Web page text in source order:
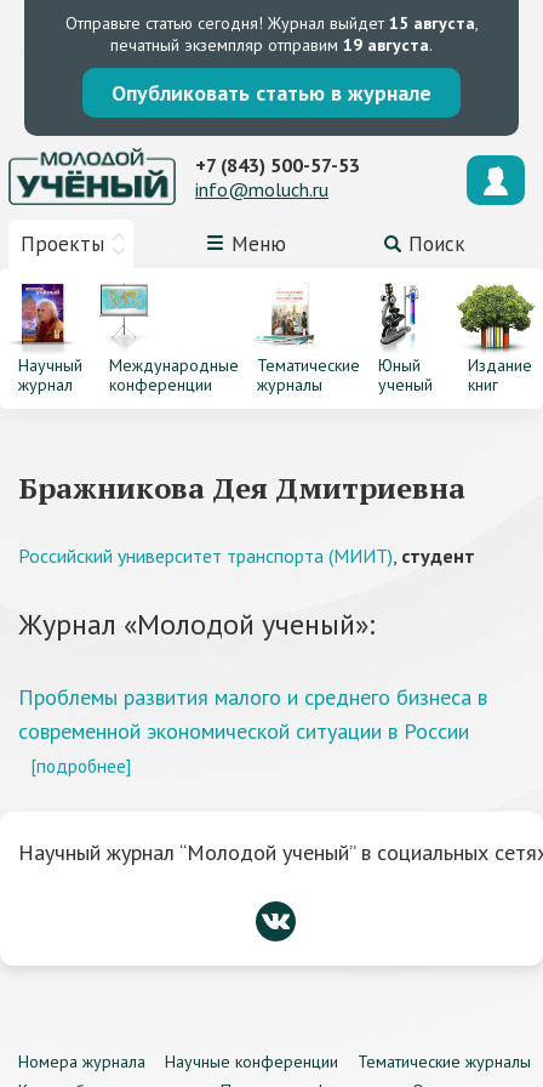
Отправьте статью сегодня! Журнал выйдет15 августа,
печатный экземпляр отправим 19 августа.
Опубликовать статью в журнале
Проекты Меню Поиск
+7 (843) 500-57-53
info@moluch.ru
Научный
журнал
Международные
конференции
Тематические
журналы
Юный
ученый
Издание
книг
Бражникова Дея Дмитриевна
Российский университет транспорта (МИИТ), студент
Журнал «Молодой ученый»:
Проблемы развития малого и среднего бизнеса в
современной экономической ситуации в России
[подробнее]
Научный журнал “Молодой ученый” в социальных
Номера журнала Научные конференции
Тематические журналы